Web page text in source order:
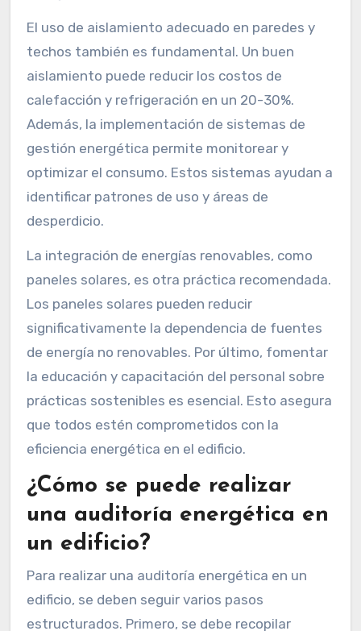
El uso de aislamiento adecuado en paredes y
techos también es fundamental. Un buen
aislamiento puede reducir los costos de
calefacción y refrigeración en un 20-30%.
Además, la implementación de sistemas de
gestión energética permite monitorear y
optimizar el consumo. Estos sistemas ayudan a
identificar patrones de uso y áreas de
desperdicio.
La integración de energías renovables, como
paneles solares, es otra práctica recomendada.
Los paneles solares pueden reducir
significativamente la dependencia de fuentes
de energía no renovables. Por último, fomentar
la educación y capacitación del personal sobre
prácticas sostenibles es esencial. Esto asegura
que todos estén comprometidos con la
eficiencia energética en el edificio.
¿Cómo se puede realizar
una auditoría energética en
un edificio?
Para realizar una auditoría energética en un
edificio, se deben seguir varios pasos
estructurados. Primero, se debe recopilar